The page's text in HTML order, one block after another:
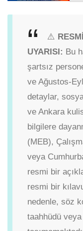
⚠️
UYARISI: Bu
şartsız
ve Ağustos-
detaylar,
ve Ankara
bilgilere
(MEB),
veya
resmi bir
resmi bir
nedenle, söz
taahhüdü